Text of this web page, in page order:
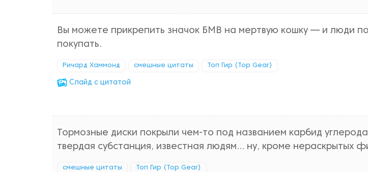
Вы можете прикрепить значок БМВ на мертвую кошку — и люди
покупать.
Ричард Хаммонд смешные цитаты Топ Гир (Top Gear)
Cлайд с цитатой
Тормозные диски покрыли чем-то под названием карбид
твердая субстанция, известная людям... ну, кроме нераскрытых
смешные цитаты Топ Гир (Top Gear)